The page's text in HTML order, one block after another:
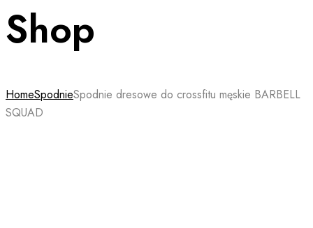
Shop
HomeSpodnieSpodnie dresowe do crossfitu męskie BARBELL
SQUAD